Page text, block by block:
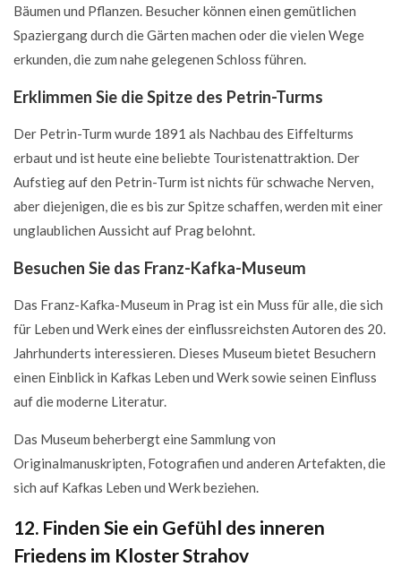
Bäumen und Pflanzen. Besucher können einen gemütlichen
Spaziergang durch die Gärten machen oder die vielen Wege
erkunden, die zum nahe gelegenen Schloss führen.
Erklimmen Sie die Spitze des Petrin-Turms
Der Petrin-Turm wurde 1891 als Nachbau des Eiffelturms
erbaut und ist heute eine beliebte Touristenattraktion. Der
Aufstieg auf den Petrin-Turm ist nichts für schwache Nerven,
aber diejenigen, die es bis zur Spitze schaffen, werden mit einer
unglaublichen Aussicht auf Prag belohnt.
Besuchen Sie das Franz-Kafka-Museum
Das Franz-Kafka-Museum in Prag ist ein Muss für alle, die sich
für Leben und Werk eines der einflussreichsten Autoren des 20.
Jahrhunderts interessieren. Dieses Museum bietet Besuchern
einen Einblick in Kafkas Leben und Werk sowie seinen Einfluss
auf die moderne Literatur.
Das Museum beherbergt eine Sammlung von
Originalmanuskripten, Fotografien und anderen Artefakten, die
sich auf Kafkas Leben und Werk beziehen.
12. Finden Sie ein Gefühl des inneren
Friedens im Kloster Strahov